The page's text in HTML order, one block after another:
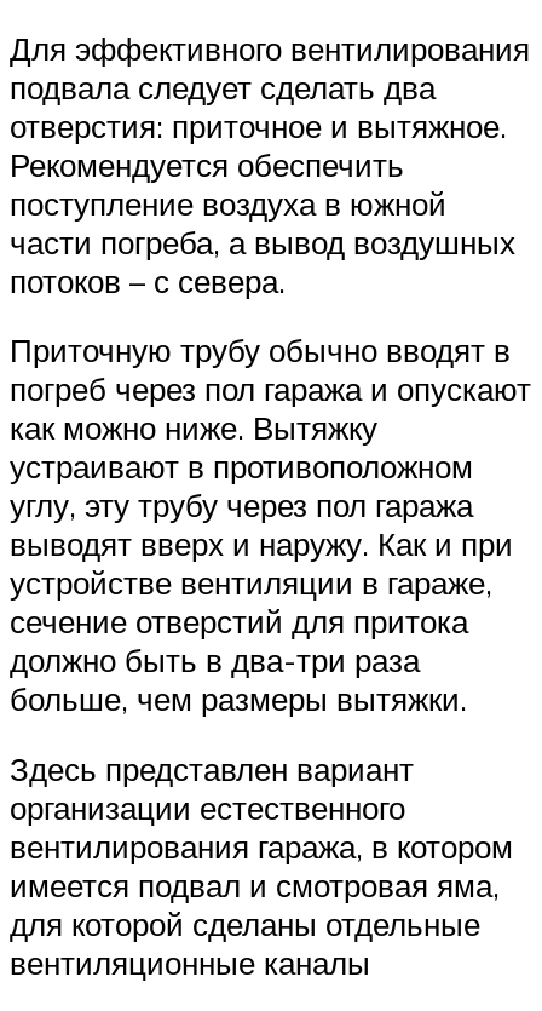
Для эффективного вентилирования
подвала следует сделать два
отверстия: приточное и вытяжное.
Рекомендуется обеспечить
поступление воздуха в южной
части погреба, а вывод воздушных
потоков – с севера.
Приточную трубу обычно вводят в
погреб через пол гаража и опускают
как можно ниже. Вытяжку
устраивают в противоположном
углу, эту трубу через пол гаража
выводят вверх и наружу. Как и при
устройстве вентиляции в гараже,
сечение отверстий для притока
должно быть в два-три раза
больше, чем размеры вытяжки.
Здесь представлен вариант
организации естественного
вентилирования гаража, в котором
имеется подвал и смотровая яма,
для которой сделаны отдельные
вентиляционные каналы